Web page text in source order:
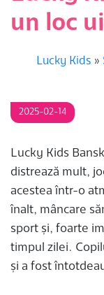
Y
D
S
un loc
Lucky Kids »
2025-02-14
Lucky Kids
distrează mult,
acestea într-o
înalt, mâncare
sport și, foarte
timpul zilei.
și a fost